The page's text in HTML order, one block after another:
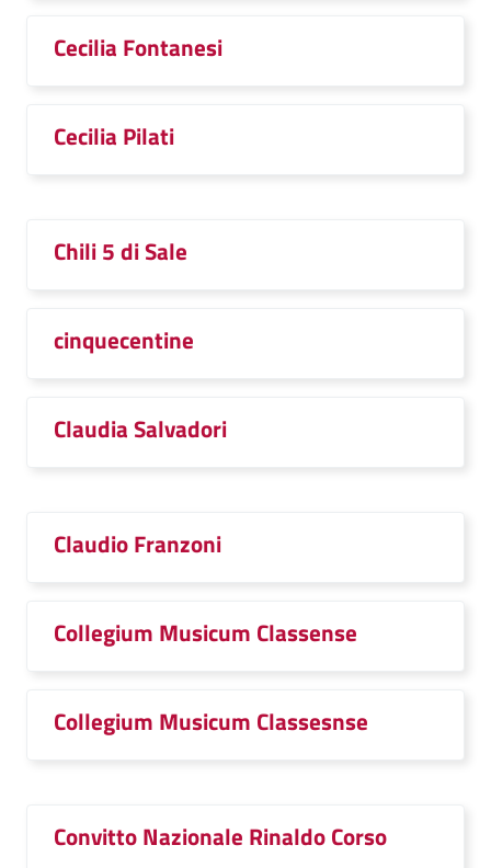
Cecilia Fontanesi
Cecilia Pilati
Chili 5 di Sale
cinquecentine
Claudia Salvadori
Claudio Franzoni
Collegium Musicum Classense
Collegium Musicum Classesnse
Convitto Nazionale Rinaldo Corso